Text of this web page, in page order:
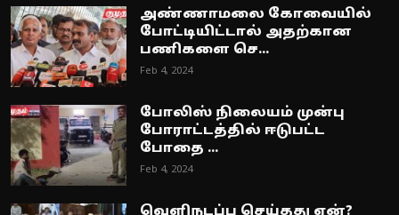
அண்ணாமலை கோவையில்
போட்டியிட்டால் அதற்கான
பணிகளை செ...
Feb 4, 2024
போலிஸ் நிலையம் முன்பு
போராட்டத்தில் ஈடுபட்ட
போதை ...
Feb 4, 2024